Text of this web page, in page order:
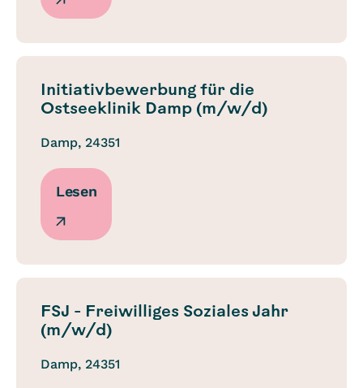
Initiativbewerbung für die
Ostseeklinik Damp (m/w/d)
Damp, 24351
Lesen
FSJ - Freiwilliges Soziales Jahr
(m/w/d)
Damp, 24351